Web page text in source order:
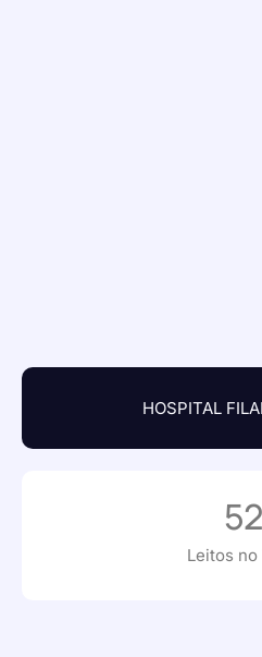
HOSPITAL
Leitos no
52